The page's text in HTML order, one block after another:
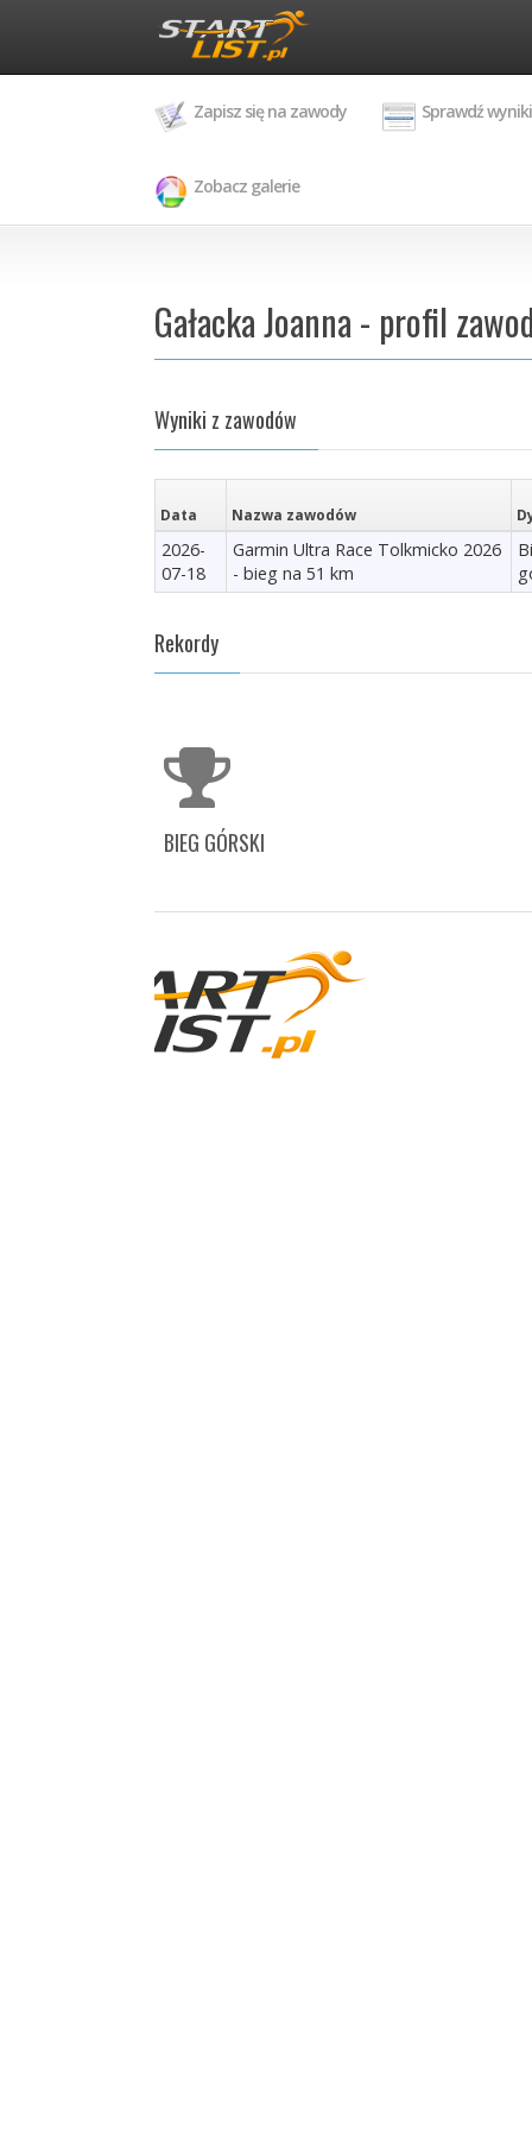
Zapisz się na zawody Sprawdź wyniki
Zobacz galerie
Gałacka Joanna - profil
Wyniki z zawodów
Data Nazwa zawodów
2026-
07-18
Garmin Ultra Race Tolkmicko 2026
- bieg na 51 km
Rekordy
BIEG GÓRSKI